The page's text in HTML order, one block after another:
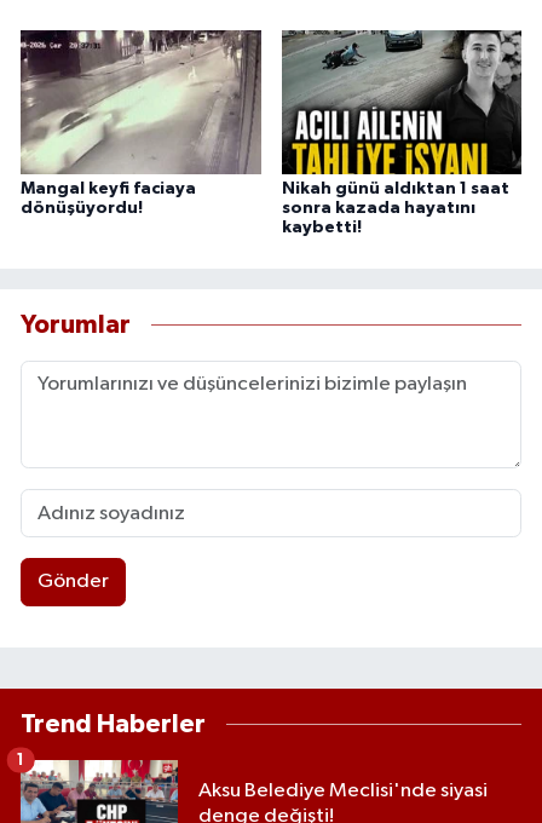
Mangal keyfi faciaya
dönüşüyordu!
Nikah günü aldıktan 1 saat
sonra kazada hayatını
kaybetti!
Yorumlar
Gönder
Trend Haberler
Aksu Belediye Meclisi'nde siyasi
denge değişti!
1